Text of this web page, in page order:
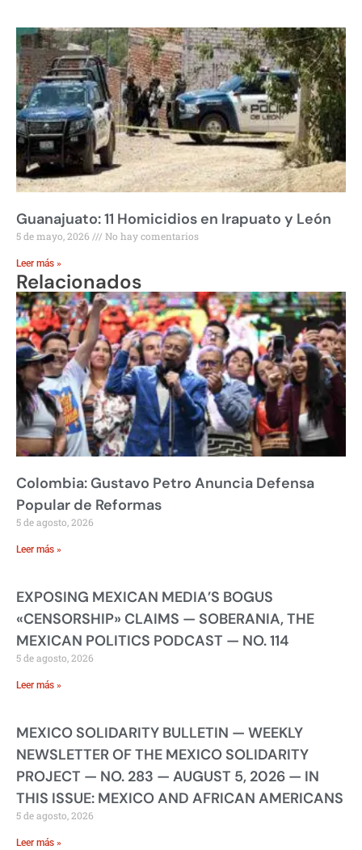
Guanajuato: 11 Homicidios en Irapuato y León
5 de mayo, 2026 No hay comentarios
Leer más »
Relacionados
Colombia: Gustavo Petro Anuncia Defensa
Popular de Reformas
5 de agosto, 2026
Leer más »
EXPOSING MEXICAN MEDIA’S BOGUS
«CENSORSHIP» CLAIMS — SOBERANIA, THE
MEXICAN POLITICS PODCAST — NO. 114
5 de agosto, 2026
Leer más »
MEXICO SOLIDARITY BULLETIN — WEEKLY
NEWSLETTER OF THE MEXICO SOLIDARITY
PROJECT — NO. 283 — AUGUST 5, 2026 — IN
THIS ISSUE: MEXICO AND AFRICAN AMERICANS
5 de agosto, 2026
Leer más »